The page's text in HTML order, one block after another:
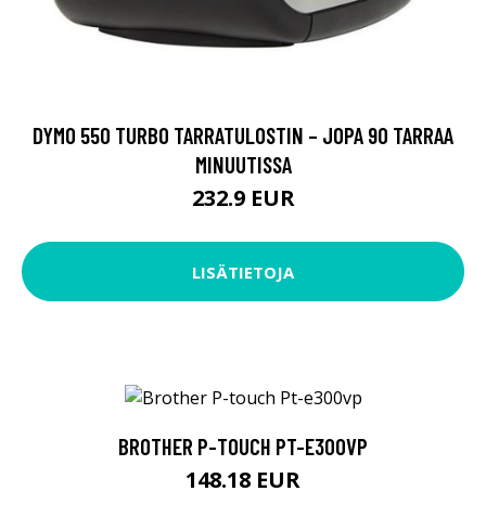
DYMO 550 TURBO TARRATULOSTIN – JOPA 90 TARRAA
MINUUTISSA
232.9 EUR
LISÄTIETOJA
BROTHER P-TOUCH PT-E300VP
148.18 EUR